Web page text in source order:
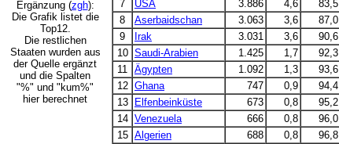
Ergänzung (zgh):
Die Grafik listet die
Top12.
Die restlichen
Staaten wurden aus
der Quelle ergänzt
und die Spalten
"%" und "kum%"
hier berechnet
7
USA 3.886 4,6
83,5
8
Aserbaidschan 3.063 3,6
87,0
9
Irak 3.031 3,6
90,6
10 Saudi-Arabien 1.425 1,7
92,3
11 Ägypten 1.092 1,3
93,6
12 Ghana 747 0,9
94,4
13
Elfenbeinküste 673 0,8
95,2
14 Venezuela 666 0,8
96,0
15 Algerien 688 0,8
96,8